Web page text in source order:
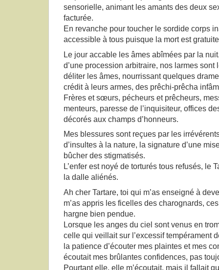
sensorielle, animant les amants des deux
facturée.
En revanche pour toucher le sordide corps
accessible à tous puisque la mort est
Le jour accable les âmes abîmées par la
d’une procession arbitraire, nos larmes sont
déliter les âmes, nourrissant quelques
crédit à leurs armes, des prêchi-prêcha
Frères et sœurs, pécheurs et prêcheurs,
menteurs, paresse de l’inquisiteur, offices
décorés aux champs d’honneurs.
Mes blessures sont reçues par les
d’insultes à la nature, la signature d’une
bûcher des stigmatisés.
L’enfer est noyé de torturés tous refusés, le
la dalle aliénés.
Ah cher Tartare, toi qui m’as enseigné à
m’as appris les ficelles des charognards,
hargne bien pendue.
Lorsque les anges du ciel sont venus en
celle qui veillait sur l’excessif tempérament
la patience d’écouter mes plaintes et mes
écoutait mes brûlantes confidences, pas
Pourtant elle, elle m’écoutait, mais il fallait